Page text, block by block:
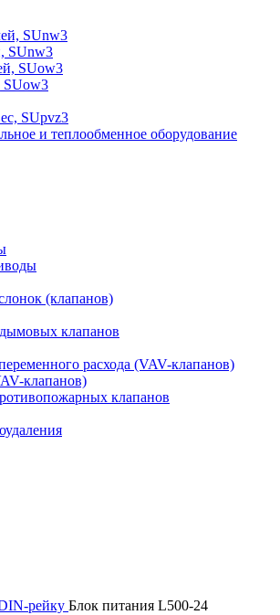
SUnw3
SUow3
SUpvz3
и теплообменное оборудование
клапанов)
рейку Блок питания L500-24